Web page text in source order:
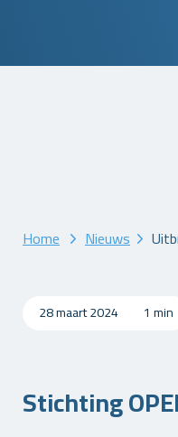
Home Nieuws
28 maart 2024 1 min
Stichting